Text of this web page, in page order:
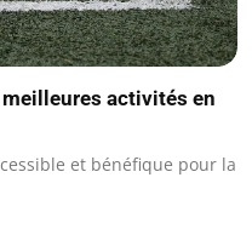
activités en
et bénéfique pour la